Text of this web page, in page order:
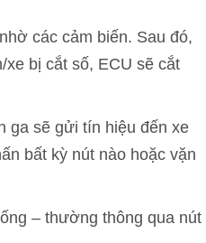
các cảm biến. Sau đó,
bị cắt số, ECU sẽ cắt
ga sẽ gửi tín hiệu đến xe
bất kỳ nút nào hoặc vặn
– thường thông qua nút